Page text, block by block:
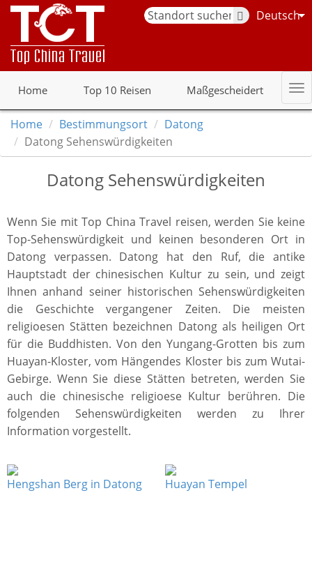
Deutsch
Home Top 10 Reisen Maßgescheidert
Home Bestimmungsort
Datong
Datong Sehenswürdigkeiten
Datong Sehenswürdigkeiten
Wenn Sie mit Top China Travel reisen, werden Sie keine
Top-Sehenswürdigkeit und keinen besonderen Ort in
Datong verpassen. Datong hat den Ruf, die antike
Hauptstadt der chinesischen Kultur zu sein, und zeigt
Ihnen anhand seiner historischen Sehenswürdigkeiten
die Geschichte vergangener Zeiten. Die meisten
religioesen Stätten bezeichnen Datong als heiligen Ort
für die Buddhisten. Von den Yungang-Grotten bis zum
Huayan-Kloster, vom Hängendes Kloster bis zum Wutai-
Gebirge. Wenn Sie diese Stätten betreten, werden Sie
auch die chinesische religioese Kultur berühren. Die
folgenden Sehenswürdigkeiten werden zu Ihrer
Information vorgestellt.
Hengshan Berg in Datong Huayan Tempel